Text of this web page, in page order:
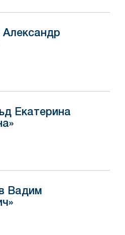
Екатерина
Вадим